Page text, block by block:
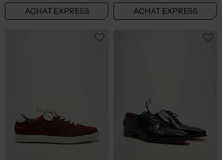
ACHAT EXPRESS ACHAT EXPRESS